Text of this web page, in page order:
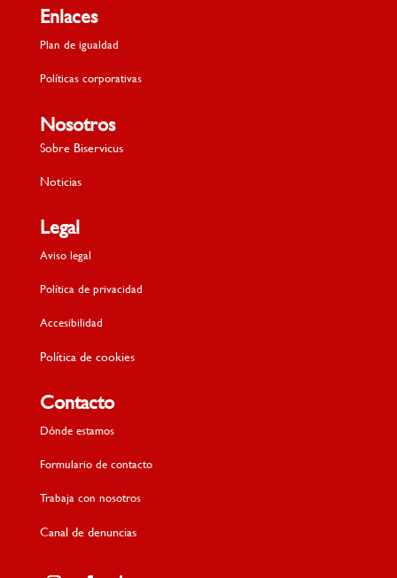
Enlaces
Plan de igualdad
Políticas corporativas
Nosotros
Sobre Biservicus
Noticias
Legal
Aviso legal
Política de privacidad
Accesibilidad
Política de cookies
Contacto
Dónde estamos
Formulario de contacto
Trabaja con nosotros
Canal de denuncias